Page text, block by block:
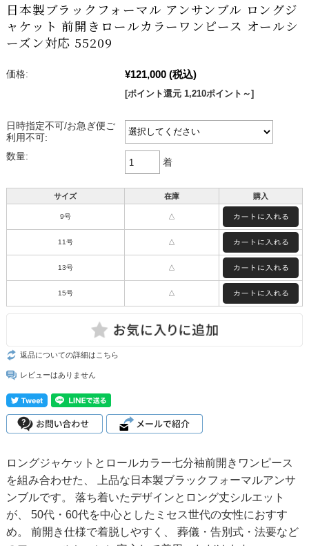
日本製ブラックフォーマル アンサンブル ロングジ
ャケット 前開きロールカラーワンピース オールシ
ーズン対応 55209
価格: ¥121,000 (税込)
[ポイント還元 1,210ポイント～]
日時指定不可/お急ぎ便ご
利用不可:
数量:
着
サイズ 在庫 購入
9号 △
11号 △
13号 △
15号 △
返品についての詳細はこちら
レビューはありません
ロングジャケットとロールカラー七分袖前開きワンピース
を組み合わせた、 上品な日本製ブラックフォーマルアンサ
ンブルです。 落ち着いたデザインとロング丈シルエット
が、 50代・60代を中心としたミセス世代の女性におすす
め。 前開き仕様で着脱しやすく、 葬儀・告別式・法要など